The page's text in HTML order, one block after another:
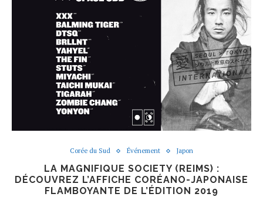
Corée du Sud Événement Japon
LA MAGNIFIQUE SOCIETY (REIMS) :
DÉCOUVREZ L’AFFICHE CORÉANO-JAPONAISE
FLAMBOYANTE DE L’ÉDITION 2019